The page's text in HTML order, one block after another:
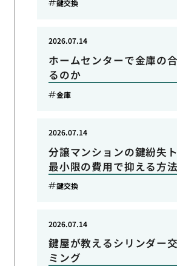
鍵交換
ホームセンターで金庫の
るのか
2026.07.14
金庫
分譲マンションの鍵紛失
最小限の費用で抑える方法
2026.07.14
鍵交換
鍵屋が教えるシリンダー
ミング
2026.07.14